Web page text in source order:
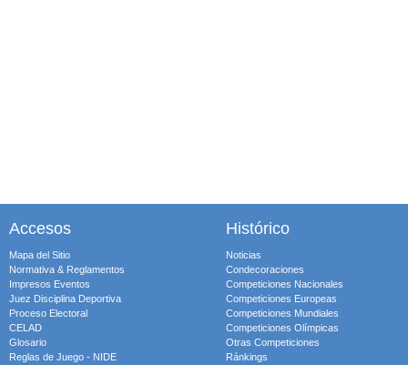
Accesos
Mapa del Sitio
Normativa & Reglamentos
Impresos Eventos
Juez Disciplina Deportiva
Proceso Electoral
CELAD
Glosario
Reglas de Juego - NIDE
Histórico
Noticias
Condecoraciones
Competiciones Nacionales
Competiciones Europeas
Competiciones Mundiales
Competiciones Olímpicas
Otras Competiciones
Ránkings